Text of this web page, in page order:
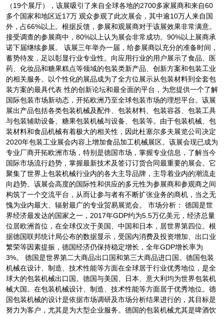
（19个展厅），该展吸引了来自全球各地的2700多家展商和来自60
多个国家和地区近17万 观众参观了此次展会，其中逾10万人来自国
外，占66%以上。根据反馈，参展和观展商对于该展效果非常满意。
接受调查的参展商中，80%以上认为展会非常成功。90%以上展商承
诺下届继续参展。 该展三年举办一届，给参展商以充分的准备时间，
蓄势待发，足以彰显行业专业性。向应用行业的用户展示了食品、医
药、化妆品和糖果糕点等领域的包装类新产品、创新方案和包装工业
的相关服务。以个性化的展品成为了全方位展示从包装材料到全套包
装方案的最具代表 性的创新论坛和最全面的平台，为您提供一个了解
国际包装市场新动态，开拓欧洲乃至全球包装市场的理想平台。该展
展出产品包括各类包装机械及配件、包装材料、包装容器、包装工具
与包装辅助设备、糖果包装机械与设备、包装等。由于包装机械、包
装材料和食品机械有着极大的相关性，因此杜塞尔多夫展览公司决定
2020年包装工业展会内容上增加食品加工机械展区。该展会现已成为
专业厂商开拓欧洲市场，特别是德国市场，掌握专业信息，了解当今
国际市场流行趋势，掌握最新技术及签订订货合同最重要的展会。它
聚集了世界上包装机械行业内的各大主导品牌，主导着业内的潮流走
向趋势。该展会高度的国际性和供应的多元性为参展商和参观商之间
构筑了一个交流平台，从而让参与者有不断扩张业务的商机，当之无
愧为业内最大、辐射最广的专业贸易展览会。 市场分析： 德国是世
界经济最发达的国家之一，2017年GDP约为5.5万亿美元，经济总量
位居欧洲首位，在全球仅次于美国、中国和日本，居世界第四位。根
据德国联邦统计局公布的数据显示，受国内消费及投资增加、出口业
繁荣等因素提振，德国经济仍保持稳定增长，全年GDP增长率为
3%。 德国是世界第二大商品出口国和第三大商品进口国。德国包装
机械在设计、制造、技术性能等方面在全球居于行业优秀地位，是全
球大的包装机械出口国。德国与美国、日本、意大利均为世界包装机
械大国。在包装机械设计、制造、技术性能等方面居于优秀地位。德
国包装机械的设计是依据市场调研及市场分析结果进行的，其目标是
努力为客户，尤其是为大型企业服务。德国的包装机械尤其是啤酒饮